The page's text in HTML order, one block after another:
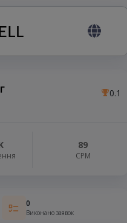
0.1
89
СРМ
0
Виконано заявок